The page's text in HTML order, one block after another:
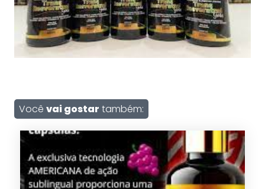
Você vai gostar também: